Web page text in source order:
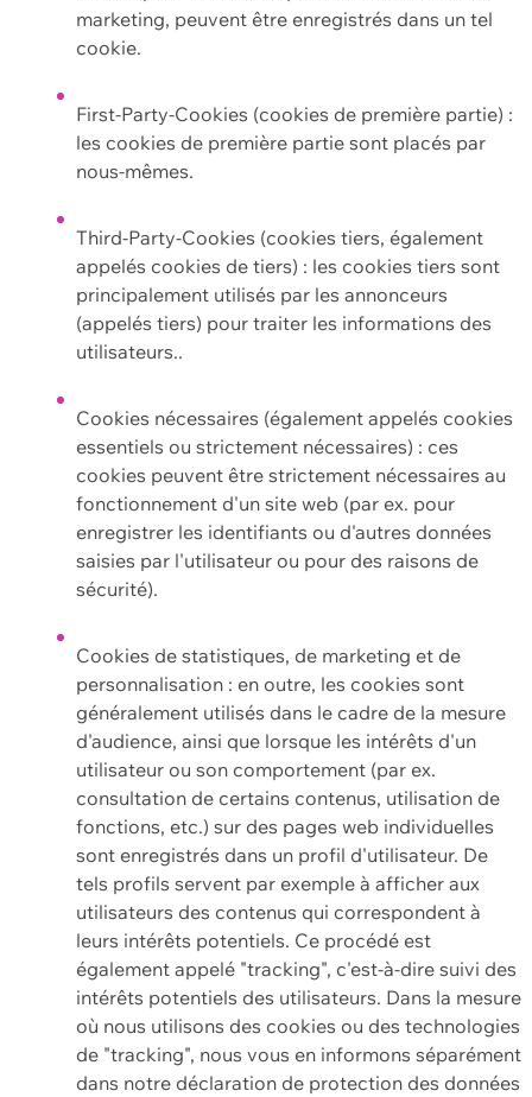
marketing, peuvent être enregistrés dans un tel
cookie.
First-Party-Cookies (cookies de première partie) :
les cookies de première partie sont placés par
nous-mêmes.
Third-Party-Cookies (cookies tiers, également
appelés cookies de tiers) : les cookies tiers sont
principalement utilisés par les annonceurs
(appelés tiers) pour traiter les informations des
utilisateurs..
Cookies nécessaires (également appelés cookies
essentiels ou strictement nécessaires) : ces
cookies peuvent être strictement nécessaires au
fonctionnement d'un site web (par ex. pour
enregistrer les identifiants ou d'autres données
saisies par l'utilisateur ou pour des raisons de
sécurité).
Cookies de statistiques, de marketing et de
personnalisation : en outre, les cookies sont
généralement utilisés dans le cadre de la mesure
d'audience, ainsi que lorsque les intérêts d'un
utilisateur ou son comportement (par ex.
consultation de certains contenus, utilisation de
fonctions, etc.) sur des pages web individuelles
sont enregistrés dans un profil d'utilisateur. De
tels profils servent par exemple à afficher aux
utilisateurs des contenus qui correspondent à
leurs intérêts potentiels. Ce procédé est
également appelé "tracking", c'est-à-dire suivi des
intérêts potentiels des utilisateurs. Dans la mesure
où nous utilisons des cookies ou des technologies
de "tracking", nous vous en informons séparément
dans notre déclaration de protection des données